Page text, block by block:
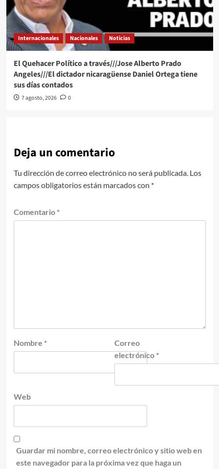
Internacionales Nacionales Noticias
El Quehacer Político a través///Jose Alberto Prado
Angeles///El dictador nicaragüense Daniel Ortega tiene
sus días contados
7 agosto, 2026 0
Deja un comentario
Tu dirección de correo electrónico no será publicada. Los
campos obligatorios están marcados con *
Comentario *
Nombre *
Correo
electrónico *
Web
Guardar mi nombre, correo electrónico y sitio web en
este navegador para la próxima vez que haga un